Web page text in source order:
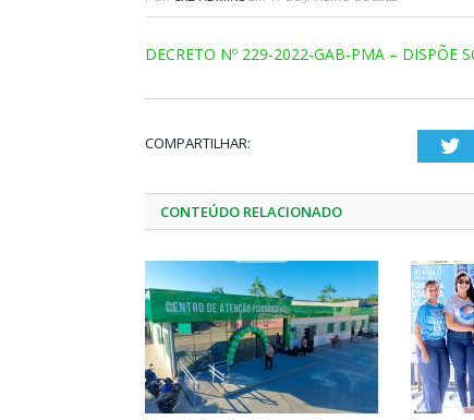
DECRETO Nº 229-2022-GAB-PMA – DISPÕE
COMPARTILHAR:
CONTEÚDO RELACIONADO